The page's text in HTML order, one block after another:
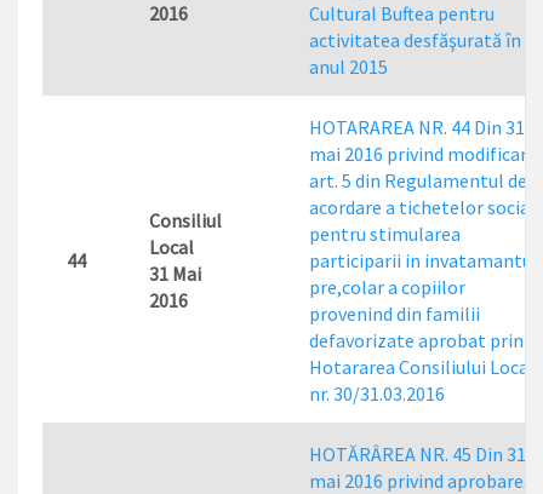
2016
Cultural Buftea pentru
activitatea desfăşurată în
anul 2015
44
Consiliul
Local
31 Mai
2016
HOTARAREA NR. 44 Din 31
mai 2016 privind
art. 5 din Regulamentul de
acordare a tichetelor
pentru stimularea
participarii in invatamantul
pre,colar a copiilor
provenind din familii
defavorizate aprobat prin
Hotararea Consiliului Local
nr. 30/31.03.2016
HOTĂRÂREA NR. 45 Din 31
mai 2016 privind aprobarea